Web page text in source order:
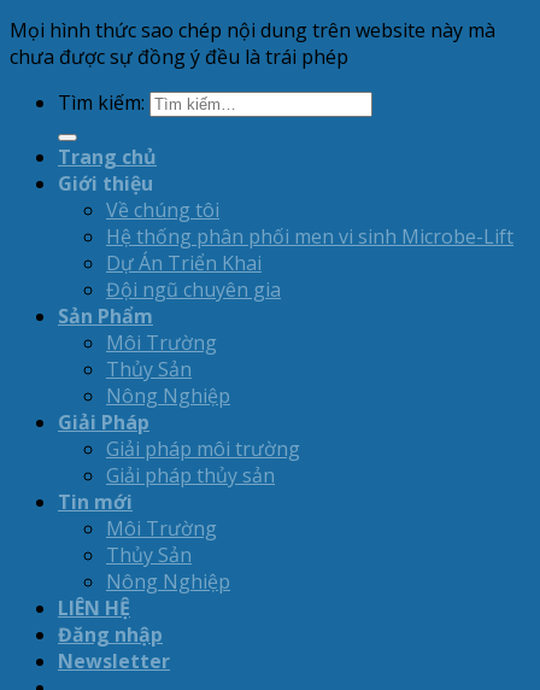
Mọi hình thức sao chép nội dung trên website này mà
chưa được sự đồng ý đều là trái phép
Tìm kiếm:
Trang chủ
Giới thiệu
Về chúng tôi
Hệ thống phân phối men vi sinh Microbe-Lift
Dự Án Triển Khai
Đội ngũ chuyên gia
Sản Phẩm
Môi Trường
Thủy Sản
Nông Nghiệp
Giải Pháp
Giải pháp môi trường
Giải pháp thủy sản
Tin mới
Môi Trường
Thủy Sản
Nông Nghiệp
LIÊN HỆ
Đăng nhập
Newsletter